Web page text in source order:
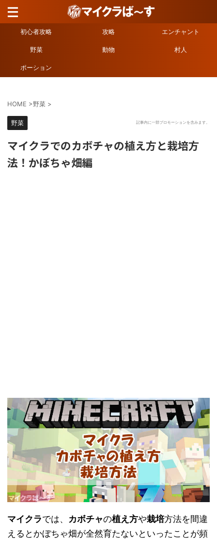
初心者攻略 攻略 エンチャント
野菜 動物 村人
ポーション
HOME >野菜 >
野菜 記事内に一部プロモーションを含みます。
マイクラでのカボチャの植え方と栽培方
法！かぼちゃ畑編
マイクラでは、 カボチャの植え方や栽培方法を間違
えるとかぼちゃ畑が全然育たないといったことが頻